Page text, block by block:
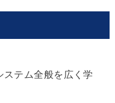
ステム全般を広く学